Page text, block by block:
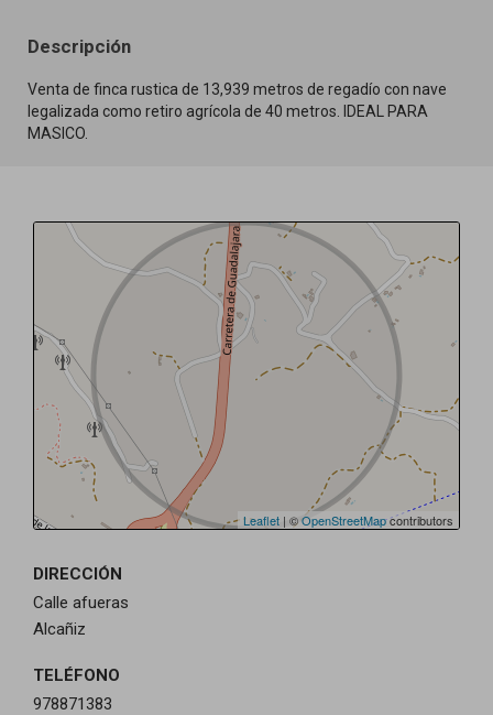
Descripción
Venta de finca rustica de 13,939 metros de regadío con nave
legalizada como retiro agrícola de 40 metros. IDEAL PARA
MASICO.
Leaflet | ©OpenStreetMapcontributors
DIRECCIÓN
Calle afueras
Alcañiz
TELÉFONO
978871383